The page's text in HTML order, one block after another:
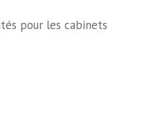
pour les cabinets